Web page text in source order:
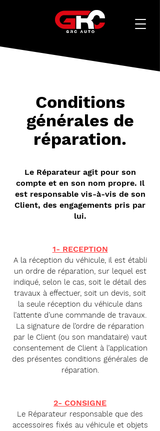
Conditions
générales de
réparation.
Le Réparateur agit pour son
compte et en son nom propre. Il
est responsable vis-à-vis de son
Client, des engagements pris par
lui.
1- RECEPTION
A la réception du véhicule, il est établi
un ordre de réparation, sur lequel est
indiqué, selon le cas, soit le détail des
travaux à effectuer, soit un devis, soit
la seule réception du véhicule dans
l’attente d’une commande de travaux.
La signature de l’ordre de réparation
par le Client (ou son mandataire) vaut
consentement de Client à l’application
des présentes conditions générales de
réparation.
2- CONSIGNE
Le Réparateur responsable que des
accessoires fixés au véhicule et objets